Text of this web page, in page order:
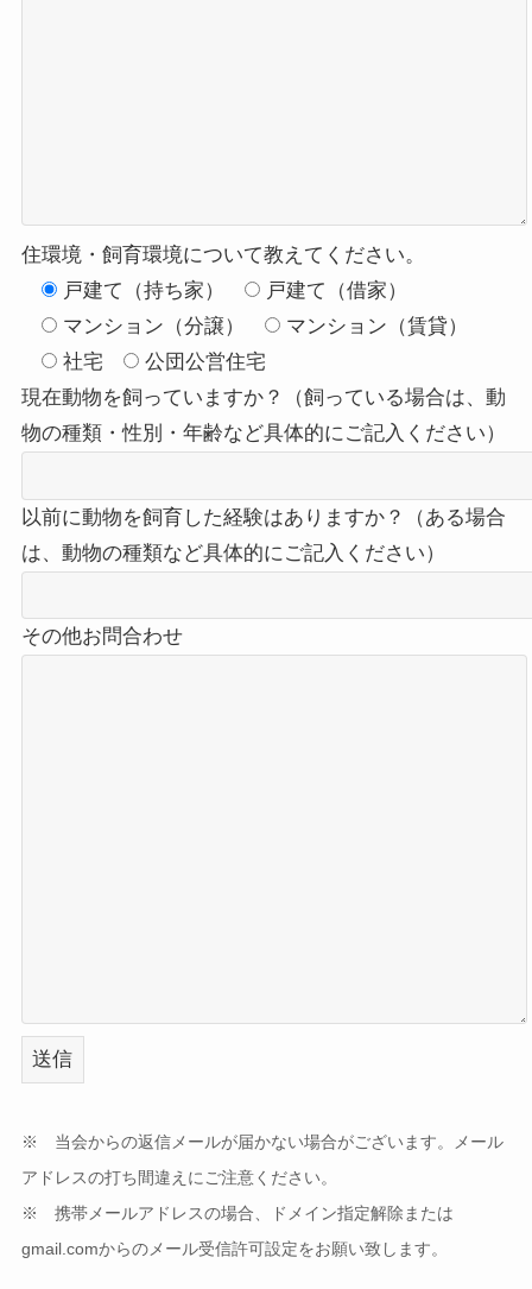
住環境・飼育環境について教えてください。
戸建て（持ち家）
戸建て（借家）
マンション（分譲）
マンション（賃貸）
社宅
公団公営住宅
現在動物を飼っていますか？（飼っている場合は、動
物の種類・性別・年齢など具体的にご記入ください）
以前に動物を飼育した経験はありますか？（ある場合
は、動物の種類など具体的にご記入ください）
その他お問合わせ
※ 当会からの返信メールが届かない場合がございます。メール
アドレスの打ち間違えにご注意ください。
※ 携帯メールアドレスの場合、ドメイン指定解除または
gmail.comからのメール受信許可設定をお願い致します。